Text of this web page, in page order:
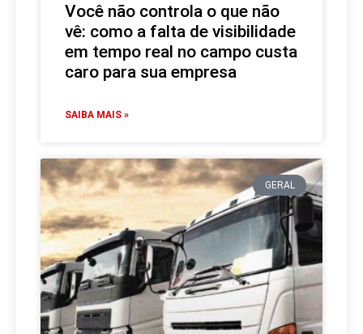
Você não controla o que não
vê: como a falta de visibilidade
em tempo real no campo custa
caro para sua empresa
SAIBA MAIS »
GERAL